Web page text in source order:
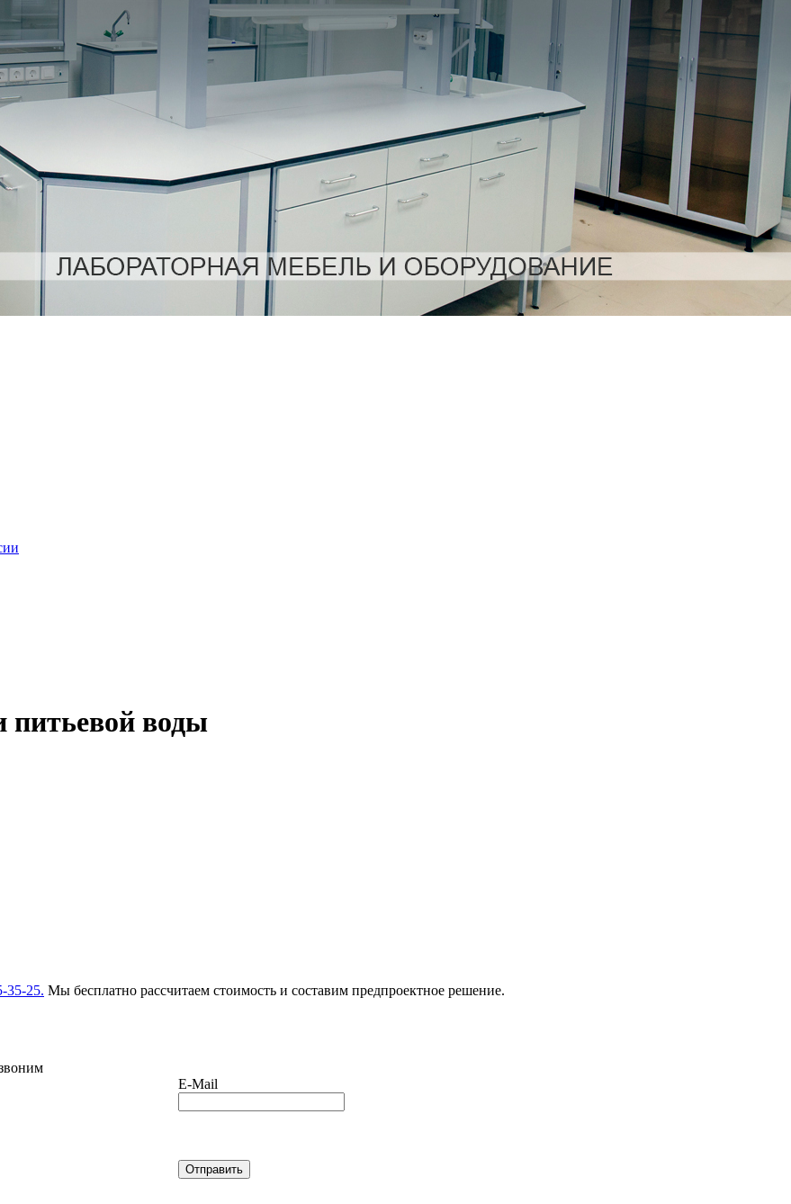
питьевой воды
35-25. Мы бесплатно рассчитаем стоимость и составим предпроектное решение.
E-Mail
Отправить